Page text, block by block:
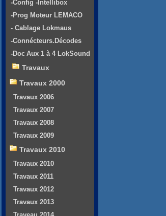
-Config -Intellibox
-Prog Moteur LEMACO
- Cablage Lokmaus
-Connécteurs.Décodes
-Doc Aux 1 à 4 LokSound
Travaux
Travaux 2000
Travaux 2006
Travaux 2007
Travaux 2008
Travaux 2009
Travaux 2010
Travaux 2010
Travaux 2011
Travaux 2012
Travaux 2013